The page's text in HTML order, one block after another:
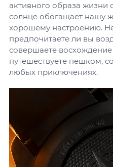
активного образа жизни
солнце обогащает нашу
хорошему настроению.
предпочитаете ли вы
совершаете восхождение
путешествуете пешком,
любых приключениях.